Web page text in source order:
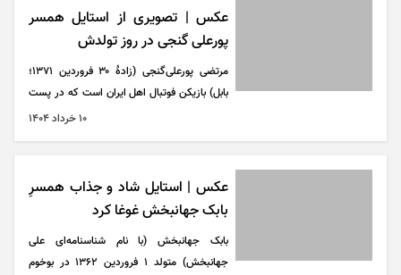
و فیلم‌نامه‌نویسی نیز آموزش‌هایی را دیده است.
عکس | تصویری از استایل همسر
پورعلی گنجی در روز تولدش
مرتضی پورعلی‌گنجی (زادهٔ ۳۰ فروردین ۱۳۷۱؛
بابل) بازیکن فوتبال اهل ایران است که در پست
مدافع برای تیم ملی فوتبال ایران و باشگاه فوتبال
۱۰ خرداد ۱۴۰۴
عکس | استایل شاد و جذاب همسرِ
بابک جهانبخش غوغا کرد
بابک جهانبخش (با نام شناسنامه‌ای علی
جهانبخش) متولد ۱ فروردین ۱۳۶۲ در بوخوم